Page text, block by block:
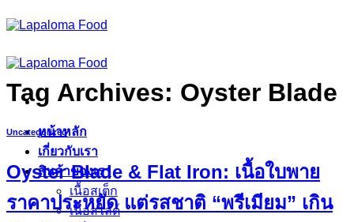
ข้าม
ไป
ยัง
หน้าหลัก
เกี่ยวกับเรา
สินค้าของเรา
เนื้อสเต็ก
เนื้อสไลด์
Tag Archives: Oyster Blade
Uncategorized
Oyster Blade & Flat Iron: เนื้อใบพาย
ราคาประหยัด แต่รสชาติ “พรีเมียม” เกิน